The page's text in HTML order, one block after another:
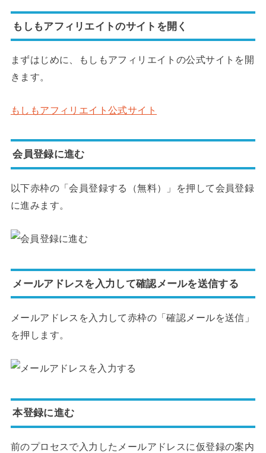
もしもアフィリエイトのサイトを開く
まずはじめに、もしもアフィリエイトの公式サイトを開
きます。
もしもアフィリエイト公式サイト
会員登録に進む
以下赤枠の「会員登録する（無料）」を押して会員登録
に進みます。
メールアドレスを入力して確認メールを送信する
メールアドレスを入力して赤枠の「確認メールを送信」
を押します。
本登録に進む
前のプロセスで入力したメールアドレスに仮登録の案内